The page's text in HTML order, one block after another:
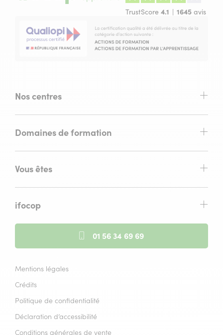
TrustScore 4.1 1645 avis
Nos centres
Domaines de formation
Vous êtes
ifocop
01 56 34 69 69
Mentions légales
Crédits
Politique de confidentialité
Déclaration d’accessibilité
Conditions générales de vente